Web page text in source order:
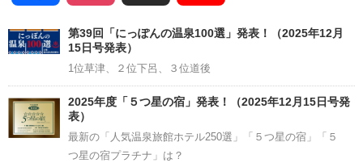
Channel
第39回「にっぽんの温泉100選」発表！（2025年12月
15日号発表）
1位草津、２位下呂、３位道後
2025年度「５つ星の宿」発表！（2025年12月15日号発
表）
最新の「人気温泉旅館ホテル250選」「５つ星の宿」「５
つ星の宿プラチナ」は？